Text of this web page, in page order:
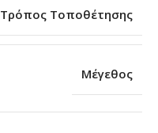
Τρόπος Τοποθέτησης
Μέγεθος